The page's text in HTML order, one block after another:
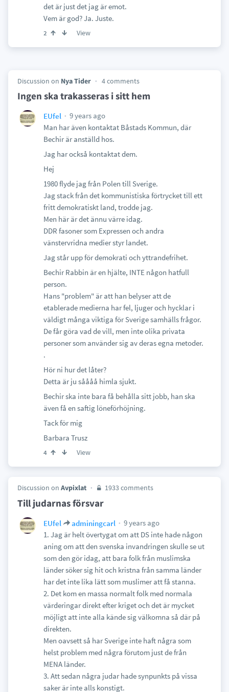
det är just det jag är emot.
Vem är god? Ja. Juste.
2 View
Discussion on Nya Tider 4 comments
Ingen ska trakasseras i sitt hem
EUfel
9 years ago
Man har även kontaktat Båstads Kommun, där
Bechir är anställd hos.
Jag har också kontaktat dem.
Hej
1980 flyde jag från Polen till Sverige.
Jag stack från det kommunistiska förtrycket till ett
fritt demokratiskt land, trodde jag.
Men här är det ännu värre idag.
DDR fasoner som Expressen och andra
vänstervridna medier styr landet.
Jag står upp för demokrati och yttrandefrihet.
Bechir Rabbin är en hjälte, INTE någon hatfull
person.
Hans "problem" är att han belyser att de
etablerade medierna har fel, ljuger och hycklar i
väldigt många viktiga för Sverige samhälls frågor.
De får göra vad de vill, men inte olika privata
personer som använder sig av deras egna metoder.
.
Hör ni hur det låter?
Detta är ju såååå himla sjukt.
Bechir ska inte bara få behålla sitt jobb, han ska
även få en saftig löneförhöjning.
Tack för mig
Barbara Trusz
4 View
Discussion on Avpixlat 1933 comments
Till judarnas försvar
EUfel adminingcarl
9 years ago
1. Jag är helt övertygat om att DS inte hade någon
aning om att den svenska invandringen skulle se ut
som den gör idag, att bara folk från muslimska
länder söker sig hit och kristna från samma länder
har det inte lika lätt som muslimer att få stanna.
2. Det kom en massa normalt folk med normala
värderingar direkt efter kriget och det är mycket
möjligt att inte alla kände sig välkomna så där på
direkten.
Men oavsett så har Sverige inte haft några som
helst problem med några förutom just de från
MENA länder.
3. Att sedan några judar hade synpunkts på vissa
saker är inte alls konstigt.